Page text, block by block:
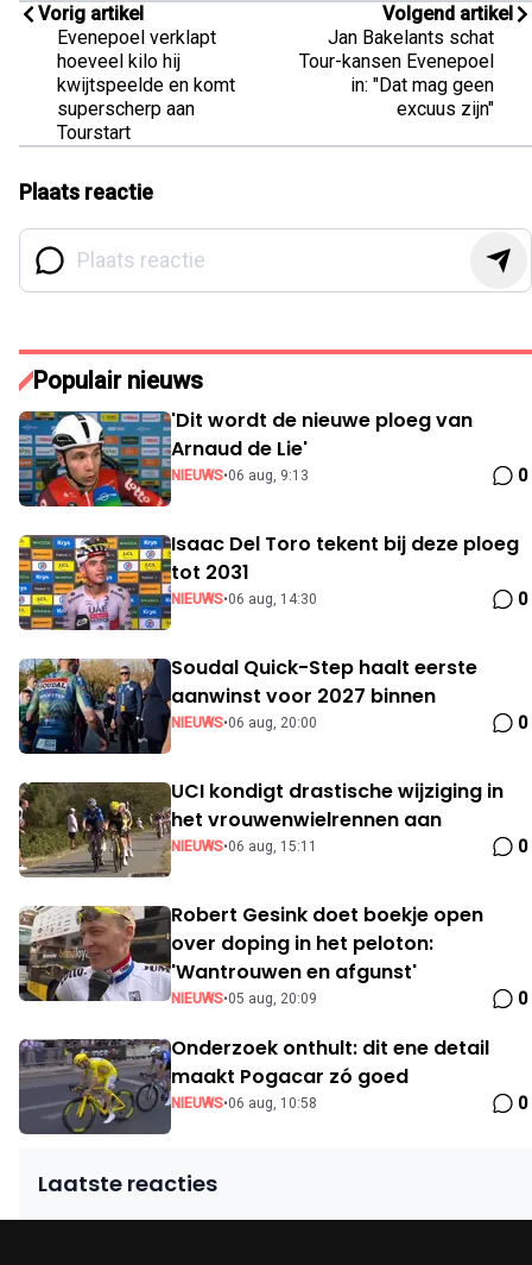
Vorig artikel
Evenepoel verklapt
hoeveel kilo hij
kwijtspeelde en komt
superscherp aan
Tourstart
Volgend artikel
Jan Bakelants schat
Tour-kansen Evenepoel
in: "Dat mag geen
excuus zijn"
Plaats reactie
Populair nieuws
'Dit wordt de nieuwe ploeg van
Arnaud de Lie'
NIEUWS•06 aug, 9:13 0
Isaac Del Toro tekent bij deze ploeg
tot 2031
NIEUWS•06 aug, 14:30 0
Soudal Quick-Step haalt eerste
aanwinst voor 2027 binnen
NIEUWS•06 aug, 20:00 0
UCI kondigt drastische wijziging in
het vrouwenwielrennen aan
NIEUWS•06 aug, 15:11 0
Robert Gesink doet boekje open
over doping in het peloton:
'Wantrouwen en afgunst'
NIEUWS•05 aug, 20:09 0
Onderzoek onthult: dit ene detail
maakt Pogacar zó goed
NIEUWS•06 aug, 10:58 0
Laatste reacties